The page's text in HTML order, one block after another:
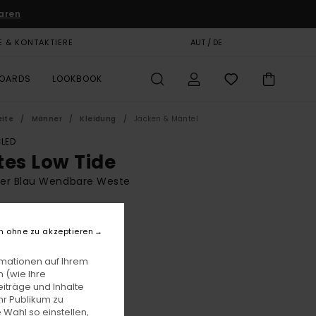
& KONTAKTIERE AUT / DE
LOOKBOOK
Männer Kleidung Jacken & Mäntel
Low Tide
Blau Wendbare Weste
63%
RABATT EXTRA 25 %
auf Ihrem
(wie Ihre
und Inhalte
Publikum zu
so einstellen,
ohne zu akzeptieren